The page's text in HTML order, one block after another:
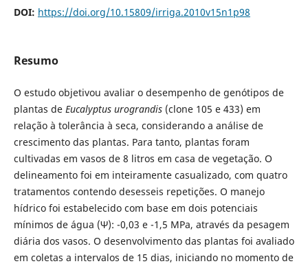
DOI: https://doi.org/10.15809/irriga.2010v15n1p98
Resumo
O estudo objetivou avaliar o desempenho de genótipos de
plantas de Eucalyptus urograndis(clone 105 e 433) em
relação à tolerância à seca, considerando a análise de
crescimento das plantas. Para tanto, plantas foram
cultivadas em vasos de 8 litros em casa de vegetação. O
delineamento foi em inteiramente casualizado, com quatro
tratamentos contendo desesseis repetições. O manejo
hídrico foi estabelecido com base em dois potenciais
mínimos de água (Ψ): -0,03 e -1,5 MPa, através da pesagem
diária dos vasos. O desenvolvimento das plantas foi avaliado
em coletas a intervalos de 15 dias, iniciando no momento de